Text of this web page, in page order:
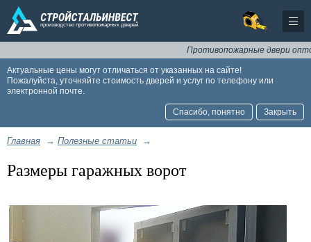
Противопожарные двери
Актуальные цены могут отличаться от указанных на сайте!
Пожалуйста, уточняйте стоимость дверей и услуг по телефону или
электронной почте.
Спасибо, понятно Закрыть
Главная → Полезные статьи →
Размеры гаражных ворот